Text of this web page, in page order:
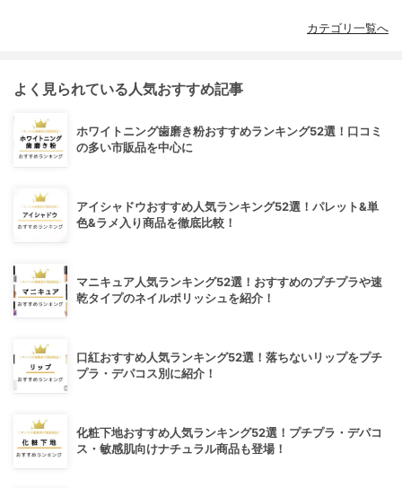
カテゴリ一覧へ
よく見られている人気おすすめ記事
ホワイトニング歯磨き粉おすすめランキング52選！口コミ
の多い市販品を中心に
アイシャドウおすすめ人気ランキング52選！パレット&単
色&ラメ入り商品を徹底比較！
マニキュア人気ランキング52選！おすすめのプチプラや速
乾タイプのネイルポリッシュを紹介！
口紅おすすめ人気ランキング52選！落ちないリップをプチ
プラ・デパコス別に紹介！
化粧下地おすすめ人気ランキング52選！プチプラ・デパコ
ス・敏感肌向けナチュラル商品も登場！